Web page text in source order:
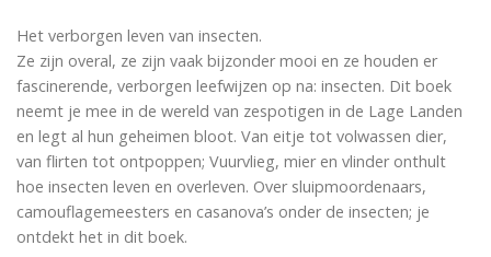
Het verborgen leven van insecten.
Ze zijn overal, ze zijn vaak bijzonder mooi en ze houden er
fascinerende, verborgen leefwijzen op na: insecten. Dit boek
neemt je mee in de wereld van zespotigen in de Lage Landen
en legt al hun geheimen bloot. Van eitje tot volwassen dier,
van flirten tot ontpoppen; Vuurvlieg, mier en vlinder onthult
hoe insecten leven en overleven. Over sluipmoordenaars,
camouflagemeesters en casanova’s onder de insecten; je
ontdekt het in dit boek.